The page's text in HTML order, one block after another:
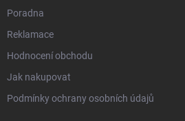
Poradna
Reklamace
Hodnocení obchodu
Jak nakupovat
Podmínky ochrany osobních údajů